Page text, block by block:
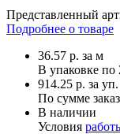
Представленный
Подробнее о товаре
36.57 р. за м
В упаковке по
914.25 р. за уп.
По сумме
В наличии
Условия